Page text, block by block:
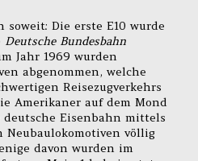
soweit: Die erste E10 wurde
Deutsche Bundesbahn
Jahr 1969 wurden
abgenommen, welche
Reisezugverkehrs
Amerikaner auf dem Mond
Eisenbahn mittels
Neubaulokomotiven völlig
davon wurden im